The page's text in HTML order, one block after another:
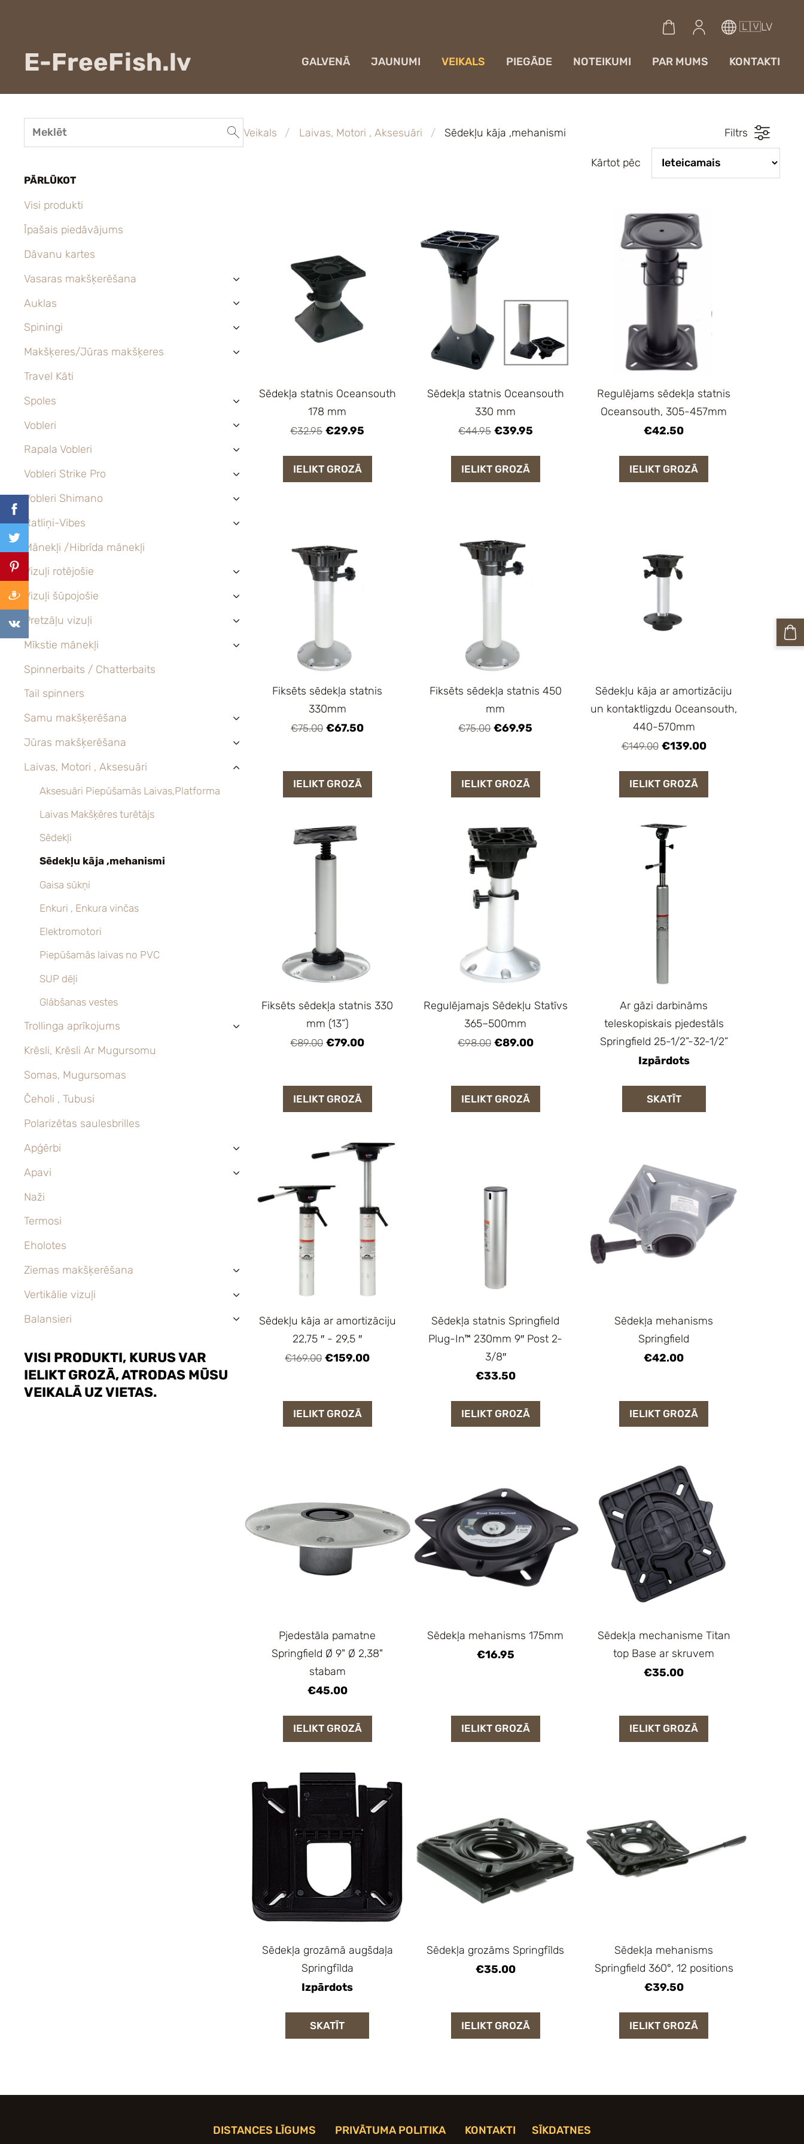
E-FreeFish.lv GALVENĀ JAUNUMI VEIKALS PIEGĀDE NOTEIKUMI PAR MUMS KONTAKTI
🇱🇻LV
PĀRLŪKOT
Visi produkti
Īpašais piedāvājums
Dāvanu kartes
Vasaras makšķerēšana
›
Auklas ›
Spiningi ›
Makšķeres/Jūras makšķeres ›
Travel Kāti
Spoles
›
Vobleri ›
Rapala Vobleri ›
Vobleri Strike Pro ›
Vobleri Shimano ›
Ratliņi-Vibes ›
Mānekļi /Hibrīda mānekļi
Vizuļi rotējošie
›
Vizuļi šūpojošie ›
Pretzāļu vizuļi ›
Mīkstie mānekļi ›
Spinnerbaits / Chatterbaits
Tail spinners
Samu makšķerēšana
›
Jūras makšķerēšana ›
Laivas, Motori , Aksesuāri
Aksesuāri Piepūšamās Laivas,Platforma
Laivas Makšķēres turētājs
Sēdekļi
Sēdekļu kāja ,mehanismi
Gaisa sūkņi
Enkuri , Enkura vinčas
Elektromotori
Piepūšamās laivas no PVC
SUP dēļi
Glābšanas vestes
›
Trollinga aprīkojums ›
Krēsli, Krēsli Ar Mugursomu
Somas, Mugursomas
Čeholi , Tubusi
Polarizētas saulesbrilles
Apģērbi
›
Apavi ›
Naži
Termosi
Eholotes
Ziemas makšķerēšana
›
Vertikālie vizuļi ›
Balansieri ›
VISI PRODUKTI, KURUS VAR
IELIKT GROZĀ, ATRODAS MŪSU
VEIKALĀ UZ VIETAS.
Veikals Laivas, Motori , Aksesuāri Sēdekļu kāja ,mehanismi Filtrs
Kārtot pēc
Sēdekļa statnis Oceansouth
178 mm
€32.95 €29.95
IELIKT GROZĀ
Sēdekļa statnis Oceansouth
330 mm
€44.95 €39.95
IELIKT GROZĀ
Regulējams sēdekļa statnis
Oceansouth, 305-457mm
€42.50
IELIKT GROZĀ
Fiksēts sēdekļa statnis
330mm
€75.00 €67.50
IELIKT GROZĀ
Fiksēts sēdekļa statnis 450
mm
€75.00 €69.95
IELIKT GROZĀ
Sēdekļu kāja ar amortizāciju
un kontaktligzdu Oceansouth,
440-570mm
€149.00 €139.00
IELIKT GROZĀ
Fiksēts sēdekļa statnis 330
mm (13”)
€89.00 €79.00
IELIKT GROZĀ
Regulējamajs Sēdekļu Statīvs
365–500mm
€98.00 €89.00
IELIKT GROZĀ
Ar gāzi darbināms
teleskopiskais pjedestāls
Springfield 25-1/2”-32-1/2”
Izpārdots
SKATĪT
Sēdekļu kāja ar amortizāciju
22,75 ″ - 29,5 ″
€169.00 €159.00
IELIKT GROZĀ
Sēdekļa statnis Springfield
Plug-In™ 230mm 9″ Post 2-
3/8″
€33.50
IELIKT GROZĀ
Sēdekļa mehanisms
Springfield
€42.00
IELIKT GROZĀ
Pjedestāla pamatne
Springfield Ø 9" Ø 2,38"
stabam
€45.00
IELIKT GROZĀ
Sēdekļa mehanisms 175mm
€16.95
IELIKT GROZĀ
Sēdekļa mechanisme Titan
top Base ar skruvem
€35.00
IELIKT GROZĀ
Sēdekļa grozāmā augšdaļa
Springfīlda
Izpārdots
SKATĪT
Sēdekļa grozāms Springfīlds
€35.00
IELIKT GROZĀ
Sēdekļa mehanisms
Springfield 360°, 12 positions
€39.50
IELIKT GROZĀ
DISTANCES LĪGUMS PRIVĀTUMA POLITIKA KONTAKTI SĪKDATNES